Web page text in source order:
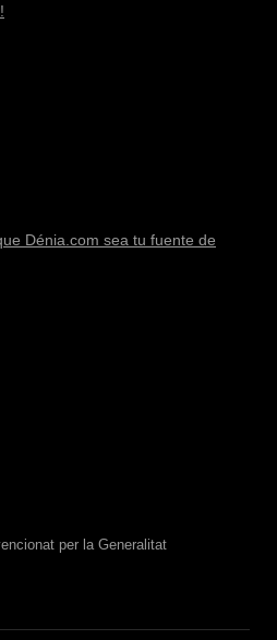
Dénia.com sea tu fuente de
per la Generalitat